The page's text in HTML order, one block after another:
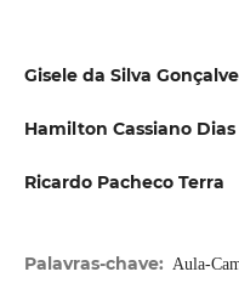
Gisele da Silva
Hamilton Cassiano Dias
Ricardo Pacheco Terra
Palavras-chave: Aula-